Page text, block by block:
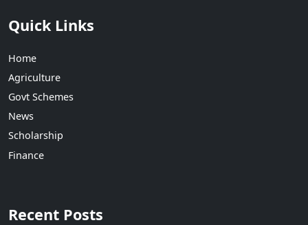
Quick Links
Home
Agriculture
Govt Schemes
News
Scholarship
Finance
Recent Posts